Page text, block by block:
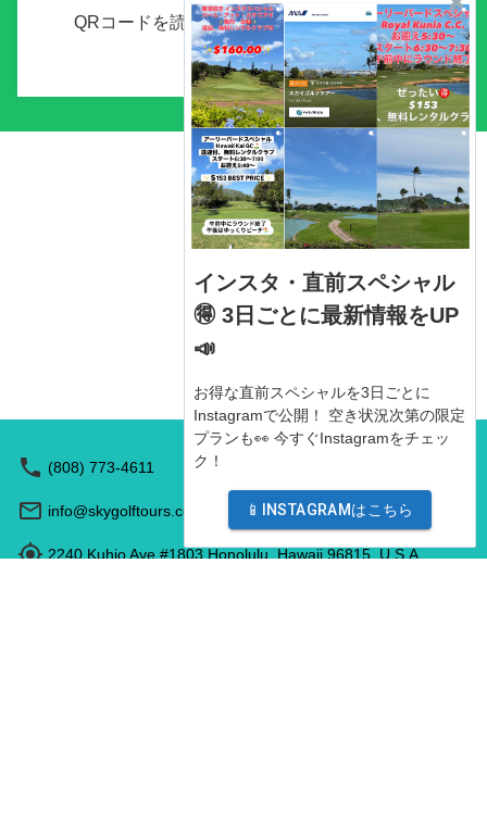
インスタ・直前スペシャル
🉐 3日ごとに最新情報をUP
📣
お得な直前スペシャルを3日ごとに
Instagramで公開！ 空き状況次第の限定
プランも👀 今すぐInstagramをチェッ
ク！
📱INSTAGRAMはこちら
QRコードを読み取り、友達追加をしてくだ
さい。
(808) 773-4611
info@skygolftours.com
2240 Kuhio Ave #1803 Honolulu, Hawaii 96815, U.S.A